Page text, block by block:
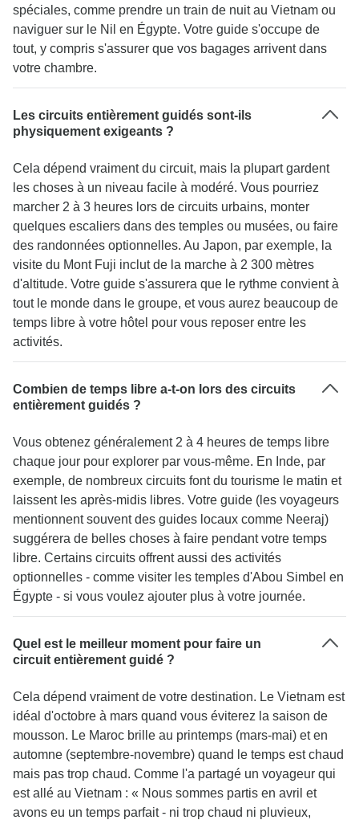
spéciales, comme prendre un train de nuit au Vietnam ou
naviguer sur le Nil en Égypte. Votre guide s'occupe de
tout, y compris s'assurer que vos bagages arrivent dans
votre chambre.
Les circuits entièrement guidés sont-ils
physiquement exigeants ?
Cela dépend vraiment du circuit, mais la plupart gardent
les choses à un niveau facile à modéré. Vous pourriez
marcher 2 à 3 heures lors de circuits urbains, monter
quelques escaliers dans des temples ou musées, ou faire
des randonnées optionnelles. Au Japon, par exemple, la
visite du Mont Fuji inclut de la marche à 2 300 mètres
d'altitude. Votre guide s'assurera que le rythme convient à
tout le monde dans le groupe, et vous aurez beaucoup de
temps libre à votre hôtel pour vous reposer entre les
activités.
Combien de temps libre a-t-on lors des circuits
entièrement guidés ?
Vous obtenez généralement 2 à 4 heures de temps libre
chaque jour pour explorer par vous-même. En Inde, par
exemple, de nombreux circuits font du tourisme le matin et
laissent les après-midis libres. Votre guide (les voyageurs
mentionnent souvent des guides locaux comme Neeraj)
suggérera de belles choses à faire pendant votre temps
libre. Certains circuits offrent aussi des activités
optionnelles - comme visiter les temples d'Abou Simbel en
Égypte - si vous voulez ajouter plus à votre journée.
Quel est le meilleur moment pour faire un
circuit entièrement guidé ?
Cela dépend vraiment de votre destination. Le Vietnam est
idéal d'octobre à mars quand vous éviterez la saison de
mousson. Le Maroc brille au printemps (mars-mai) et en
automne (septembre-novembre) quand le temps est chaud
mais pas trop chaud. Comme l'a partagé un voyageur qui
est allé au Vietnam : « Nous sommes partis en avril et
avons eu un temps parfait - ni trop chaud ni pluvieux,